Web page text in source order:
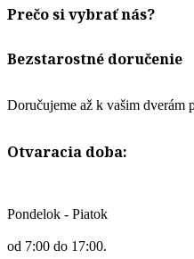
Prečo si vybrať nás?
Bezstarostné doručenie
Doručujeme až k vašim dverám
Otvaracia doba:
Pondelok - Piatok
od 7:00 do 17:00.